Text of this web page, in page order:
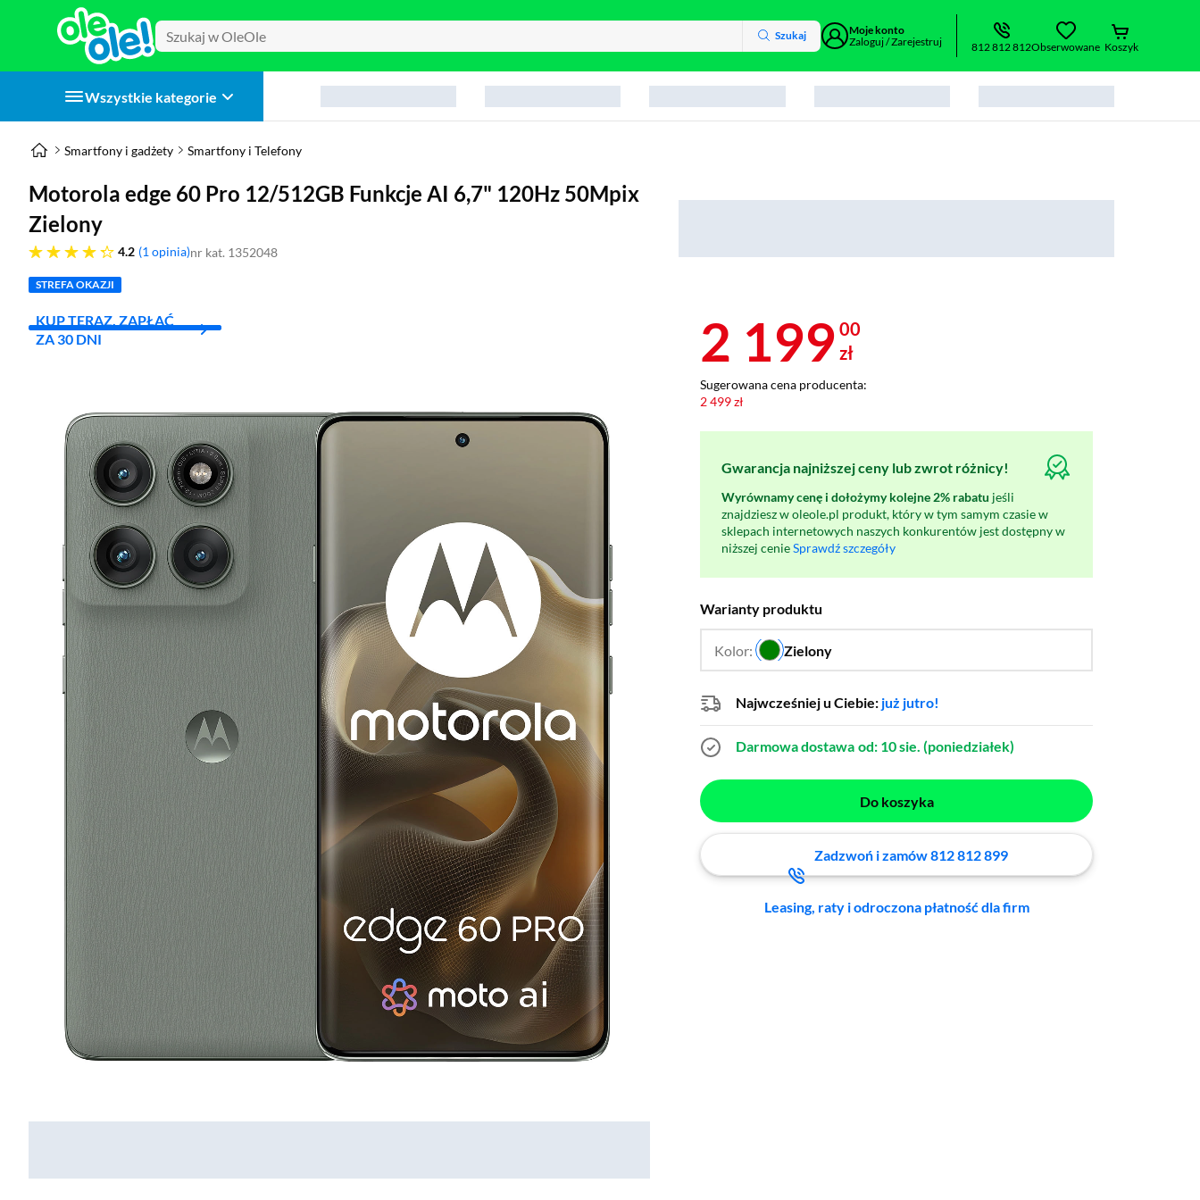
Szukaj
Moje konto
Zaloguj / Zarejestruj
812 812 812Obserwowane Koszyk
Wszystkie kategorie
Smartfony i gadżety Smartfony i Telefony
Motorola edge 60 Pro 12/512GB Funkcje AI 6,7" 120Hz 50Mpix
Zielony
4.2
4.2 gwiazdek 1 opinia nr kat. 1352048
STREFA OKAZJI
KUP TERAZ, ZAPŁAĆ
ZA 30 DNI
2 199 00
zł
Sugerowana cena producenta:
2 499 zł
Gwarancja najniższej ceny lub zwrot różnicy!
Wyrównamy cenę i dołożymy kolejne 2% rabatu jeśli
znajdziesz w oleole.pl produkt, który w tym samym czasie w
sklepach internetowych naszych konkurentów jest dostępny w
niższej cenieSprawdź szczegóły
Warianty produktu
Kolor: Zielony
…
Najwcześniej u Ciebie: już jutro!
Darmowa dostawa od: 10 sie. (poniedziałek)
Do koszyka
Zadzwoń i zamów 812 812 899
Leasing, raty i odroczona płatność dla firm